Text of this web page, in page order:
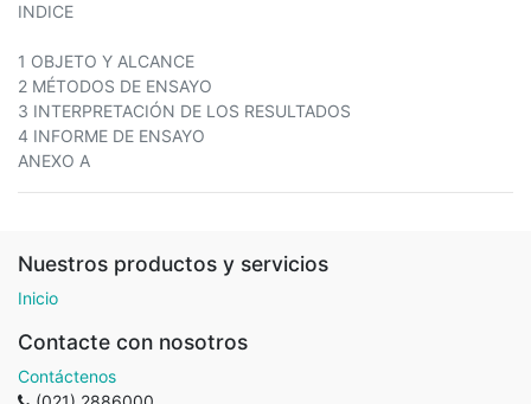
INDICE
1 OBJETO Y ALCANCE
2 MÉTODOS DE ENSAYO
3 INTERPRETACIÓN DE LOS RESULTADOS
4 INFORME DE ENSAYO
ANEXO A
Nuestros productos y servicios
Inicio
Contacte con nosotros
Contáctenos